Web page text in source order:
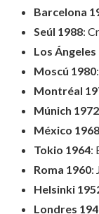
Barcelona
Seúl 1988:
Los Ángeles
Moscú 1980
Montréal
Múnich 1972
México 1968
Tokio 1964:
Roma 1960:
Helsinki
Londres